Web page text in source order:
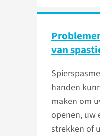
van
handen
maken om
openen, uw
strekken of